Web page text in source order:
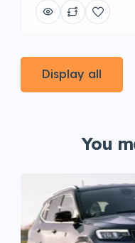
Display all
You